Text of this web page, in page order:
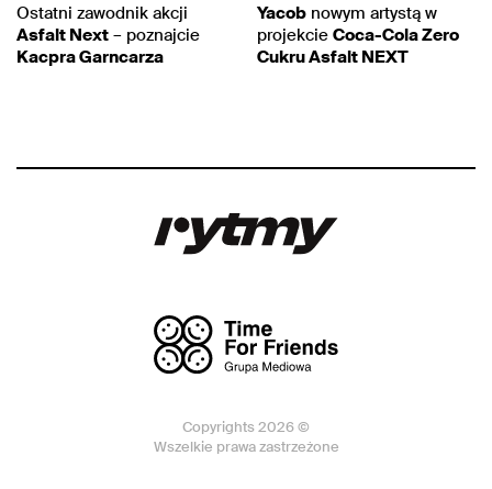
Ostatni zawodnik akcji
Asfalt Next – poznajcie
Kacpra Garncarza
Yacob nowym artystą w
projekcie Coca-Cola Zero
Cukru Asfalt NEXT
Copyrights 2026 ©
Wszelkie prawa zastrzeżone